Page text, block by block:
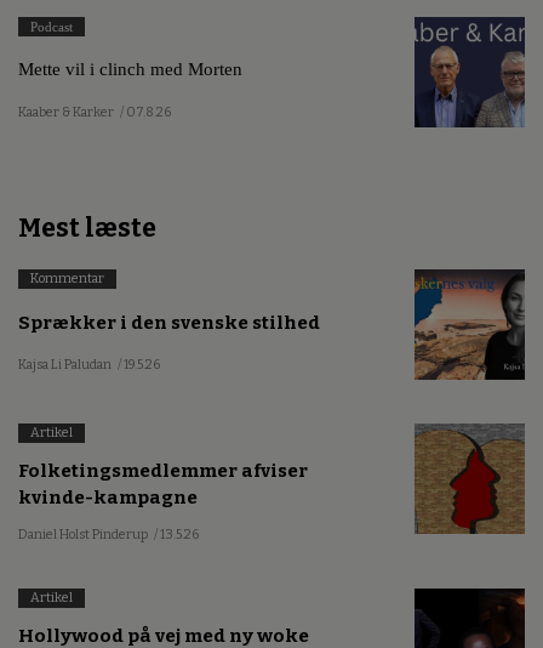
Podcast
Mette vil i clinch med Morten
Kaaber & Karker / 07.8.26
Mest læste
Kommentar
Sprækker i den svenske stilhed
Kajsa Li Paludan / 19.5.26
Artikel
Folketingsmedlemmer afviser
kvinde-kampagne
Daniel Holst Pinderup / 13.5.26
Artikel
Hollywood på vej med ny woke